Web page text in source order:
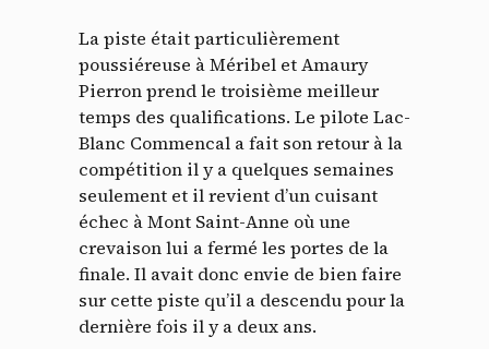
La piste était particulièrement
poussiéreuse à Méribel et Amaury
Pierron prend le troisième meilleur
temps des qualifications. Le pilote Lac-
Blanc Commencal a fait son retour à la
compétition il y a quelques semaines
seulement et il revient d’un cuisant
échec à Mont Saint-Anne où une
crevaison lui a fermé les portes de la
finale. Il avait donc envie de bien faire
sur cette piste qu’il a descendu pour la
dernière fois il y a deux ans.